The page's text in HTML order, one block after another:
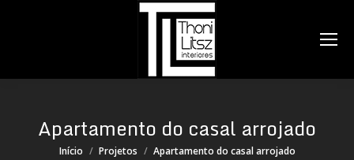
Apartamento do casal arrojado
Você está aqui:
Início Projetos Apartamento do casal arrojado